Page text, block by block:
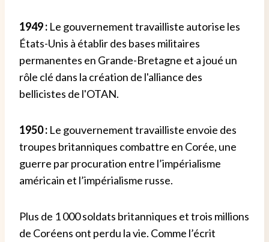
1949 : Le gouvernement travailliste autorise les
États-Unis à établir des bases militaires
permanentes en Grande-Bretagne et a joué un
rôle clé dans la création de l'alliance des
bellicistes de l'OTAN.
1950 : Le gouvernement travailliste envoie des
troupes britanniques combattre en Corée, une
guerre par procuration entre l’impérialisme
américain et l’impérialisme russe.
Plus de 1 000 soldats britanniques et trois millions
de Coréens ont perdu la vie. Comme l’écrit